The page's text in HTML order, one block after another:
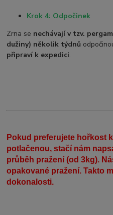
Krok 4: Odpočinek
Zrna se nechávají v tzv.
dužiny) několik týdnů
připraví k expedici.
Pokud preferujete hořkost
potlačenou, stačí nám
průběh pražení (od 3kg).
opakované pražení. Takto
dokonalosti.